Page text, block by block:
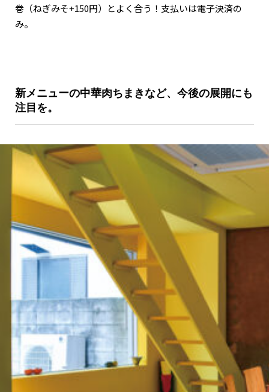
巻（ねぎみそ+150円）とよく合う！支払いは電子決済の
み。
新メニューの中華肉ちまきなど、今後の展開にも
注目を。